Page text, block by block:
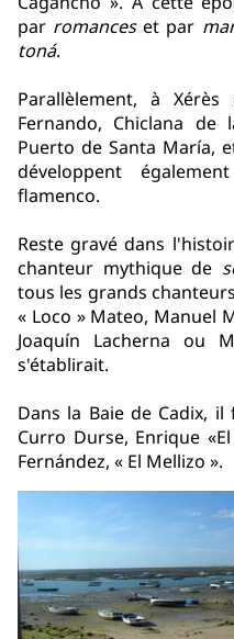
par romanceset par
toná.
Parallèlement, à
Fernando, Chiclana de
Puerto de Santa María,
développent
flamenco.
Reste gravé dans
chanteur mythique de
tous les grands
« Loco » Mateo, Manuel
Joaquín Lacherna ou
s'établirait.
Dans la Baie de Cadix,
Curro Durse, Enrique
Fernández, « El Mellizo ».